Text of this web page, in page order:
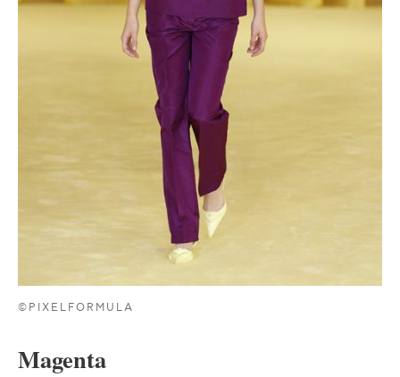
©PIXELFORMULA
Magenta